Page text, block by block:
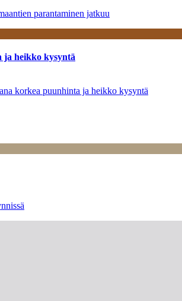
parantaminen jatkuu
ja heikko kysyntä
korkea puunhinta ja heikko kysyntä